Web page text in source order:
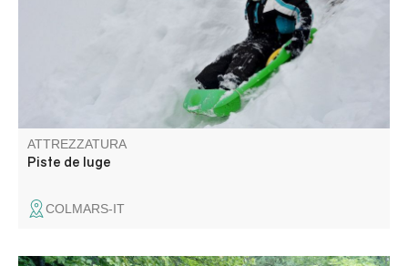
ATTREZZATURA
Piste de luge
COLMARS-IT